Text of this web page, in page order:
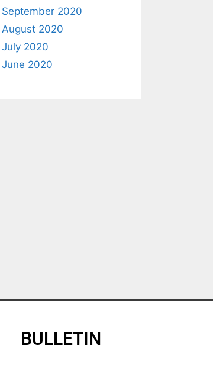
September 2020
August 2020
July 2020
June 2020
BULLETIN